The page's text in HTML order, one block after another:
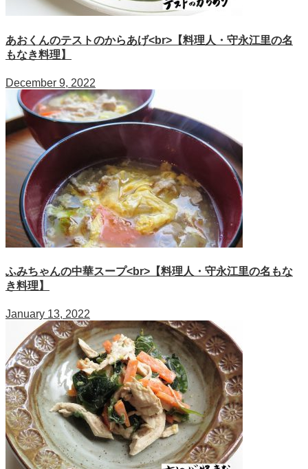
あおくんのテストのからあげ<br>【料理人・守永江里の名
もなき料理】
December 9, 2022
ふみちゃんの中華スープ<br>【料理人・守永江里の名もな
き料理】
January 13, 2022